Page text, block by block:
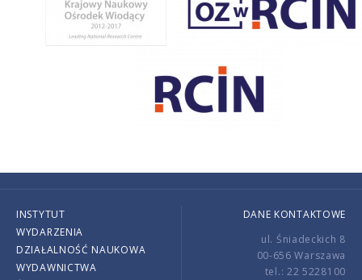
INSTYTUT
WYDARZENIA
DZIAŁALNOŚĆ NAUKOWA
WYDAWNICTWA
DANE KONTAKTOWE
ul. Śniadeckich 8
00-656 Warszawa
tel.: 22 5228100